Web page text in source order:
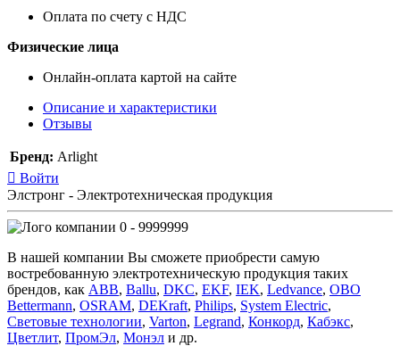
Оплата по счету с НДС
Физические лица
Онлайн-оплата картой на сайте
Описание и характеристики
Отзывы
Бренд: Arlight
Войти
Элстронг - Электротехническая продукция
0 - 9999999
В нашей компании Вы сможете приобрести самую
востребованную электротехническую продукция таких
брендов, как ABB, Ballu, DKC, EKF, IEK, Ledvance, OBO
Bettermann, OSRAM, DEKraft, Philips, System Electric,
Световые технологии, Varton, Legrand, Конкорд, Кабэкс,
Цветлит, ПромЭл, Монэл и др.